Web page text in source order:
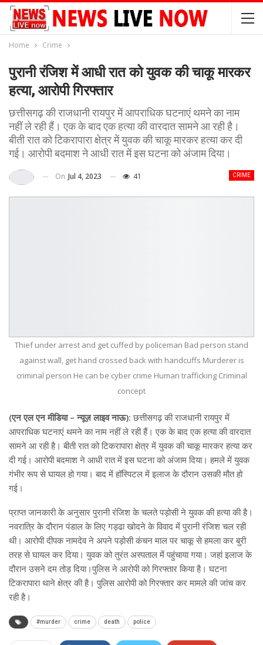
Home Crime
पुरानी रंजिश में आधी रात को युवक की चाकू मारकर
हत्या, आरोपी गिरफ्तार
छत्तीसगढ़ की राजधानी रायपुर में आपराधिक घटनाएं थमने का नाम
नहीं ले रही हैं। एक के बाद एक हत्या की वारदात सामने आ रही है।
बीती रात को टिकरापारा क्षेत्र में युवक की चाकू मारकर हत्या कर दी
गई। आरोपी बदमाश ने आधी रात में इस घटना को अंजाम दिया।
CRIME
On Jul 4, 2023 41
Thief under arrest and get cuffed by policeman Bad person stand
against wall, get hand crossed back with handcuffs Murderer is
criminal person He can be cyber crime Human trafficking Criminal
concept
(एन एल एन मीडिया – न्यूज़ लाइव नाऊ): छत्तीसगढ़ की राजधानी रायपुर में
आपराधिक घटनाएं थमने का नाम नहीं ले रही हैं। एक के बाद एक हत्या की वारदात
सामने आ रही है। बीती रात को टिकरापारा क्षेत्र में युवक की चाकू मारकर हत्या कर
दी गई। आरोपी बदमाश ने आधी रात में इस घटना को अंजाम दिया। हमले में युवक
गंभीर रूप से घायल हो गया। बाद में हॉस्पिटल में इलाज के दौरान उसकी मौत हो
गई।
प्राप्त जानकारी के अनुसार पुरानी रंजिश के चलते पड़ोसी ने युवक की हत्या की है।
नवरात्रि के दौरान पंडाल के लिए गड्ढा खोदने के विवाद में पुरानी रंजिश चल रही
थी। आरोपी दीपक नामदेव ने अपने पड़ोसी कंचन माल पर चाकू से हमला कर बुरी
तरह से घायल कर दिया। युवक को तुरंत अस्पताल में पहुंचाया गया। जहां इलाज के
दौरान उसने दम तोड़ दिया।पुलिस ने आरोपी को गिरफ्तार किया है। घटना
टिकरापारा थाने क्षेत्र की है। पुलिस आरोपी को गिरफ्तार कर मामले की जांच कर
रही है।
#murder crime death police